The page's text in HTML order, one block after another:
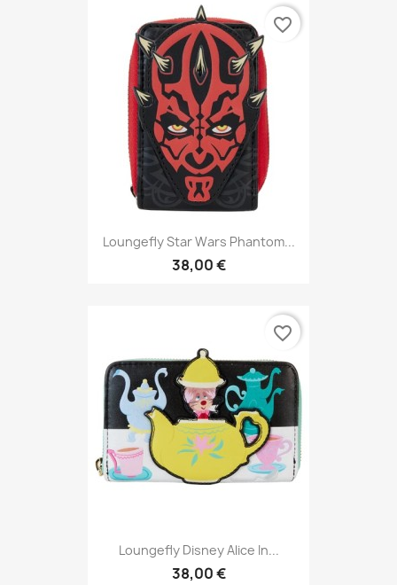
Loungefly Star Wars Phantom...
38,00 €
favorite_border
Loungefly Disney Alice In...
38,00 €
favorite_border